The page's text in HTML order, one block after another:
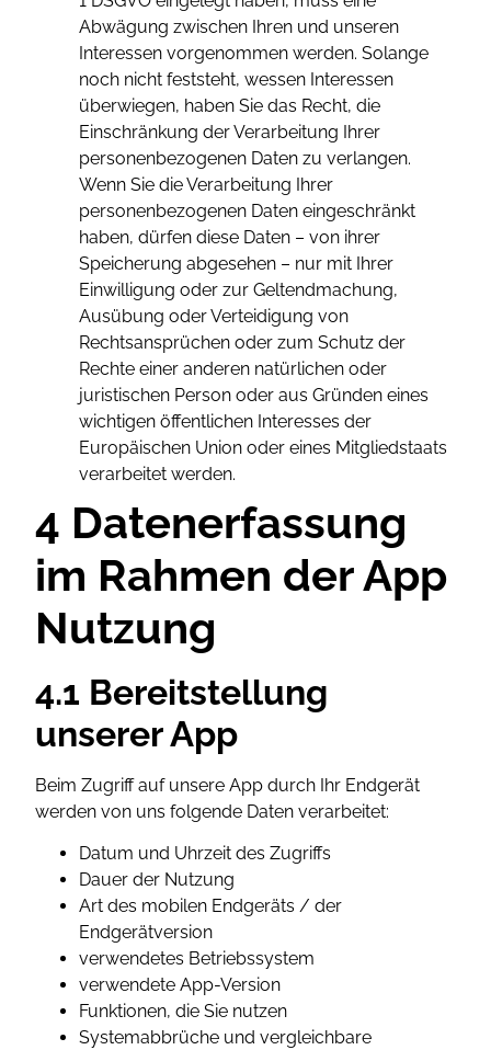
Abwägung zwischen Ihren und unseren
Interessen vorgenommen werden. Solange
noch nicht feststeht, wessen Interessen
überwiegen, haben Sie das Recht, die
Einschränkung der Verarbeitung Ihrer
personenbezogenen Daten zu verlangen.
Wenn Sie die Verarbeitung Ihrer
personenbezogenen Daten eingeschränkt
haben, dürfen diese Daten – von ihrer
Speicherung abgesehen – nur mit Ihrer
Einwilligung oder zur Geltendmachung,
Ausübung oder Verteidigung von
Rechtsansprüchen oder zum Schutz der
Rechte einer anderen natürlichen oder
juristischen Person oder aus Gründen eines
wichtigen öffentlichen Interesses der
Europäischen Union oder eines Mitgliedstaats
verarbeitet werden.
4 Datenerfassung
im Rahmen der App
Nutzung
4.1 Bereitstellung
unserer App
Beim Zugriff auf unsere App durch Ihr Endgerät
werden von uns folgende Daten verarbeitet:
Datum und Uhrzeit des Zugriffs
Dauer der Nutzung
Art des mobilen Endgeräts / der
Endgerätversion
verwendetes Betriebssystem
verwendete App-Version
Funktionen, die Sie nutzen
Systemabbrüche und vergleichbare